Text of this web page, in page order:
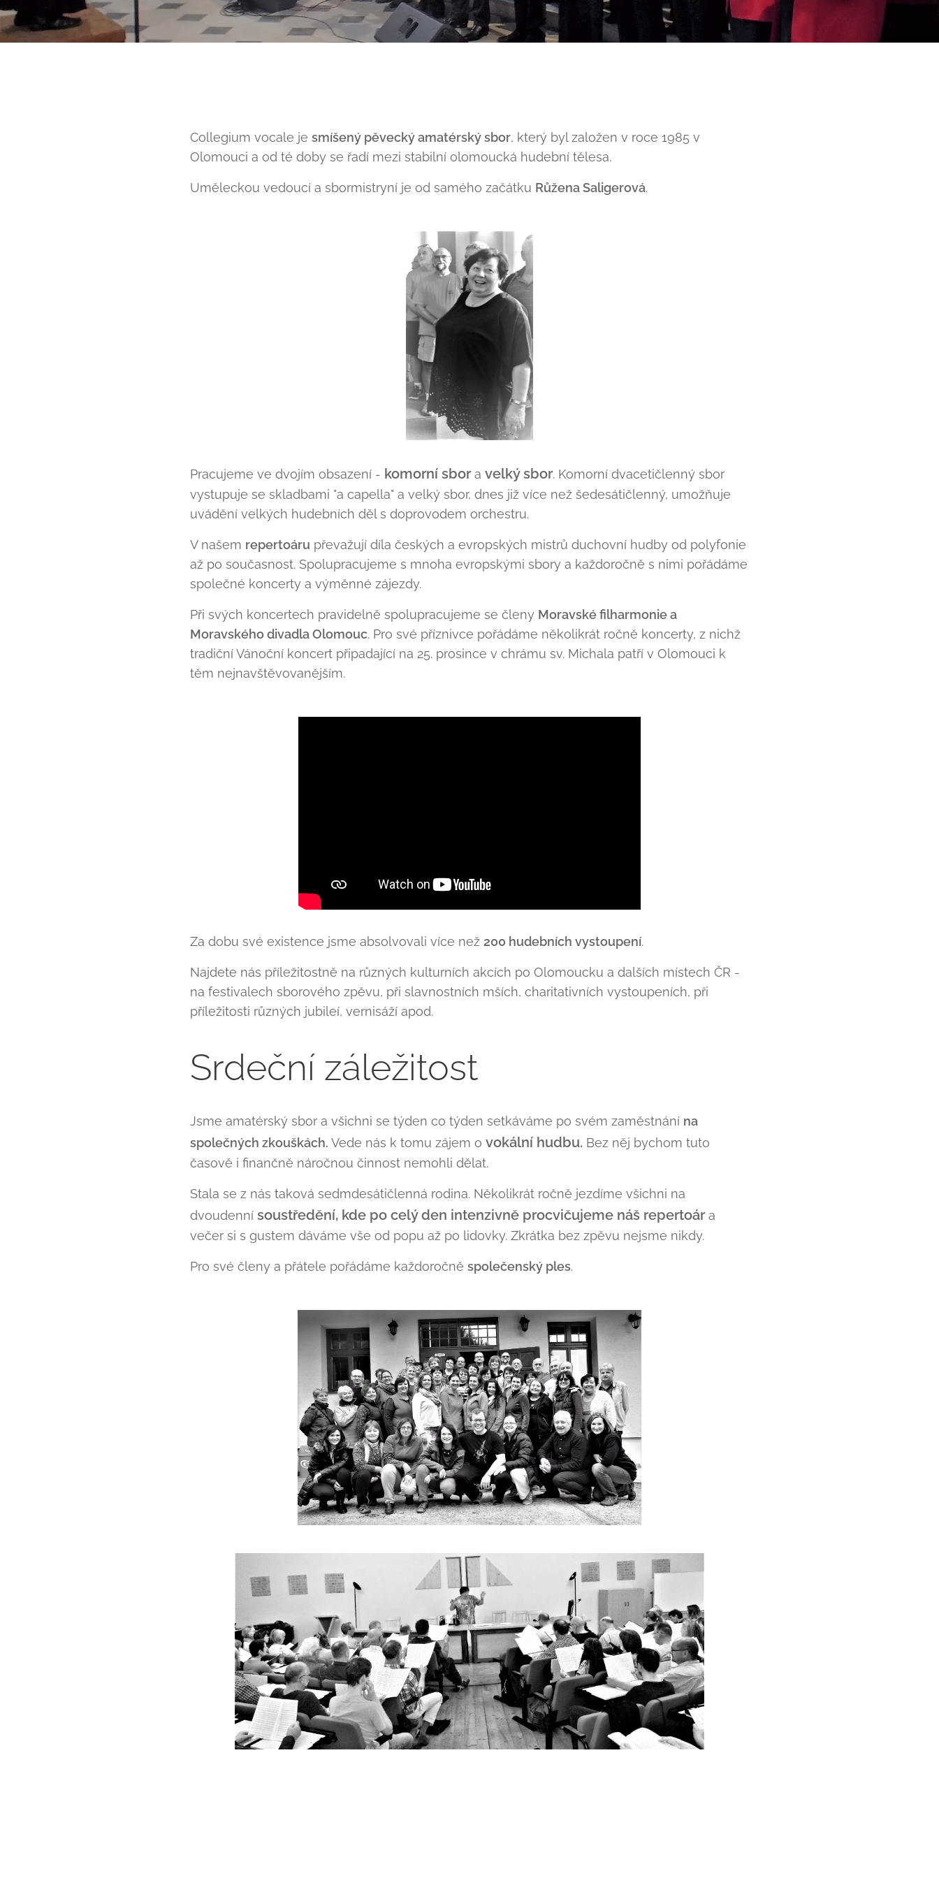
Collegium vocale je smíšený pěvecký amatérský sbor, který byl založen v roce 1985 v
Olomouci a od té doby se řadí mezi stabilní olomoucká hudební tělesa.
Uměleckou vedoucí a sbormistryní je od samého začátku Růžena Saligerová.
Pracujeme ve dvojím obsazení - komorní sbora velký sbor. Komorní dvacetičlenný sbor
vystupuje se skladbami "a capella" a velký sbor, dnes již více než šedesátičlenný, umožňuje
uvádění velkých hudebních děl s doprovodem orchestru.
V našem repertoáru převažují díla českých a evropských mistrů duchovní hudby od polyfonie
až po současnost. Spolupracujeme s mnoha evropskými sbory a každoročně s nimi pořádáme
společné koncerty a výměnné zájezdy.
Při svých koncertech pravidelně spolupracujeme se členy Moravské filharmonie a
Moravského divadla Olomouc. Pro své příznivce pořádáme několikrát ročně koncerty, z nichž
tradiční Vánoční koncert připadající na 25. prosince v chrámu sv. Michala patří v Olomouci k
těm nejnavštěvovanějším.
Za dobu své existence jsme absolvovali více než 200 hudebních vystoupení.
Najdete nás příležitostně na různých kulturních akcích po Olomoucku a dalších místech ČR -
na festivalech sborového zpěvu, při slavnostních mších, charitativních vystoupeních, při
příležitosti různých jubileí, vernisáží apod.
Srdeční záležitost
Jsme amatérský sbor a všichni se týden co týden setkáváme po svém zaměstnání na
společných zkouškách. Vede nás k tomu zájem o vokální hudbu. Bez něj bychom tuto
časově i finančně náročnou činnost nemohli dělat.
Stala se z nás taková sedmdesátičlenná rodina. Několikrát ročně jezdíme všichni na
dvoudenní soustředění, kde po celý den intenzivně procvičujeme náš repertoára
večer si s gustem dáváme vše od popu až po lidovky. Zkrátka bez zpěvu nejsme nikdy.
Pro své členy a přátele pořádáme každoročně společenský ples.